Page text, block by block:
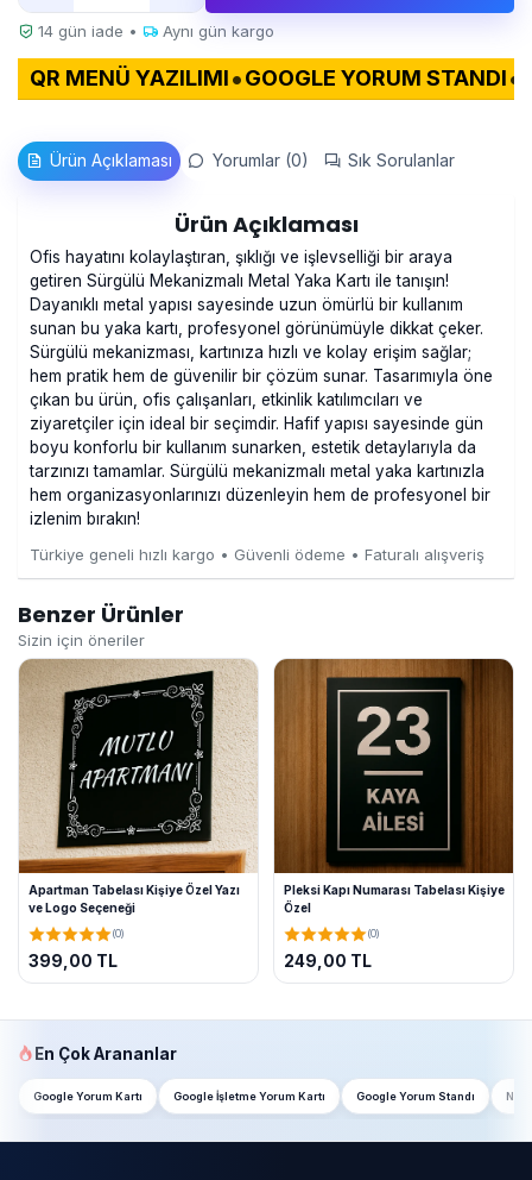
14 gün iade • Aynı gün kargo
KULLANIM•GOOGLE YORUM KARTI• NFC
Ürün Açıklaması Yorumlar (0) Sık Sorulanlar
Ürün Açıklaması
Ofis hayatını kolaylaştıran, şıklığı ve işlevselliği bir araya
getiren Sürgülü Mekanizmalı Metal Yaka Kartı ile tanışın!
Dayanıklı metal yapısı sayesinde uzun ömürlü bir kullanım
sunan bu yaka kartı, profesyonel görünümüyle dikkat çeker.
Sürgülü mekanizması, kartınıza hızlı ve kolay erişim sağlar;
hem pratik hem de güvenilir bir çözüm sunar. Tasarımıyla öne
çıkan bu ürün, ofis çalışanları, etkinlik katılımcıları ve
ziyaretçiler için ideal bir seçimdir. Hafif yapısı sayesinde gün
boyu konforlu bir kullanım sunarken, estetik detaylarıyla da
tarzınızı tamamlar. Sürgülü mekanizmalı metal yaka kartınızla
hem organizasyonlarınızı düzenleyin hem de profesyonel bir
izlenim bırakın!
Türkiye geneli hızlı kargo • Güvenli ödeme • Faturalı alışveriş
Benzer Ürünler
Sizin için öneriler
Apartman Tabelası Kişiye Özel Yazı
ve Logo Seçeneği
(0)
399,00 TL
Pleksi Kapı Numarası Tabelası Kişiye
Özel
(0)
249,00 TL
En Çok Arananlar
Google Yorum Kartı Google İşletme Yorum Kartı Google Yorum Standı